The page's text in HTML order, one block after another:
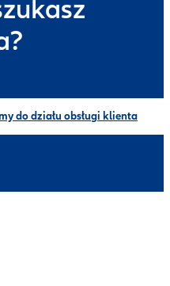
do działu obsługi klienta